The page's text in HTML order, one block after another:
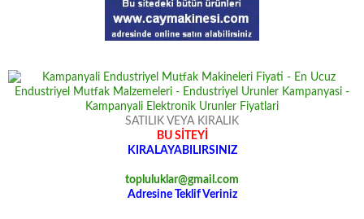
SATILIK VEYA KIRALIK
BU SİTEYİ
KIRALAYABILIRSINIZ
topluluklar@gmail.com
Adresine Teklif Veriniz